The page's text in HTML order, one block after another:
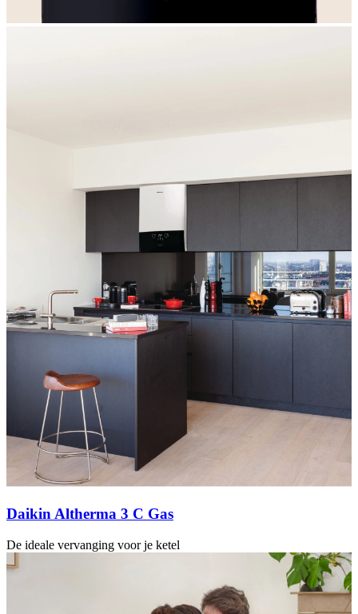
Daikin Altherma 3 C Gas
De ideale vervanging voor je ketel